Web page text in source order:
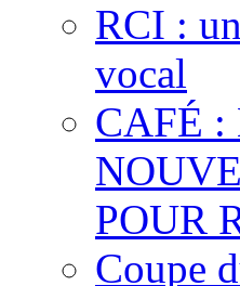
RCI :
vocal
CAFÉ :
POUR
Coupe